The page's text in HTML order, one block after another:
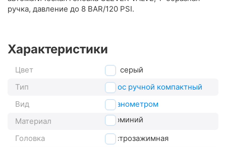
ручка, давление до 8 BAR/120 PSI.
Характеристики
Цвет
серый
Тип
насос ручной компактный
Вид
с манометром
Материал
алюминий
Головка
быстрозажимная